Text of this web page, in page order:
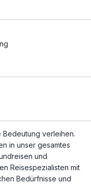
verleihen.
in unser gesamtes
und
Reisespezialisten mit
Bedürfnisse und